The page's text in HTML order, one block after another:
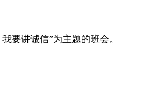
要讲诚信”为主题的班会。